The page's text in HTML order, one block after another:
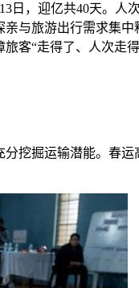
日，迎亿共40天。人次
与旅游出行需求集
客“走得了、人次走
挖掘运输潜能。春